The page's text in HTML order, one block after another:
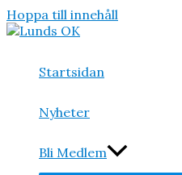
Hoppa till innehåll
Startsidan
Nyheter
Bli Medlem